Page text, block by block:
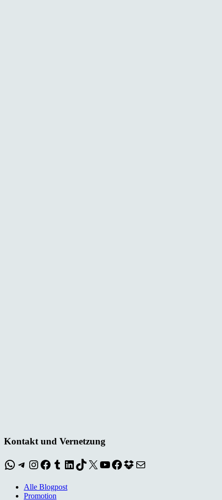
Kontakt und Vernetzung
WhatsApp
Telegram
Instagram
Facebook
Tumblr
LinkedIn
TikTok
X YouTube
Facebook
Dropbox
E-Mail
Alle Blogpost
Promotion